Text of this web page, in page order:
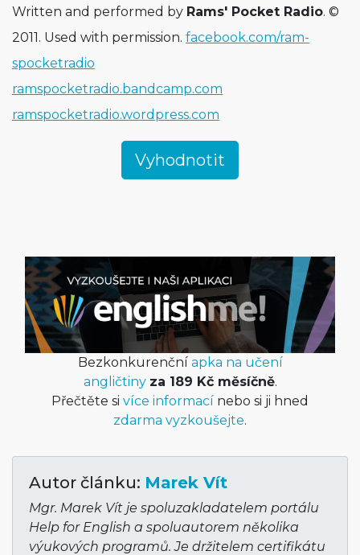
Written and performed by Rams' Pocket Radio. ©
2011. Used with permission. facebook.com/ram­
spocketradio
ramspocketradi­o.bandcamp.com
ramspocketradi­o.wordpress.com
Bezkonkurenční apka na učení
angličtiny za 189 Kč měsíčně.
Přečtěte si více informací nebo si ji hned
zdarma vyzkoušejte.
Autor článku: Marek Vít
Mgr. Marek Vít je spoluzakladatelem portálu
Help for English a spoluautorem několika
výukových programů. Je držitelem certifikátu